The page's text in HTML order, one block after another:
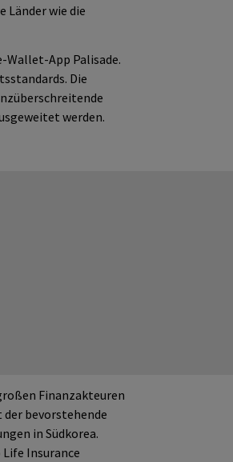
Länder wie die
Wallet-App Palisade.
Die
werden.
Finanzakteuren
bevorstehende
in Südkorea.
Insurance